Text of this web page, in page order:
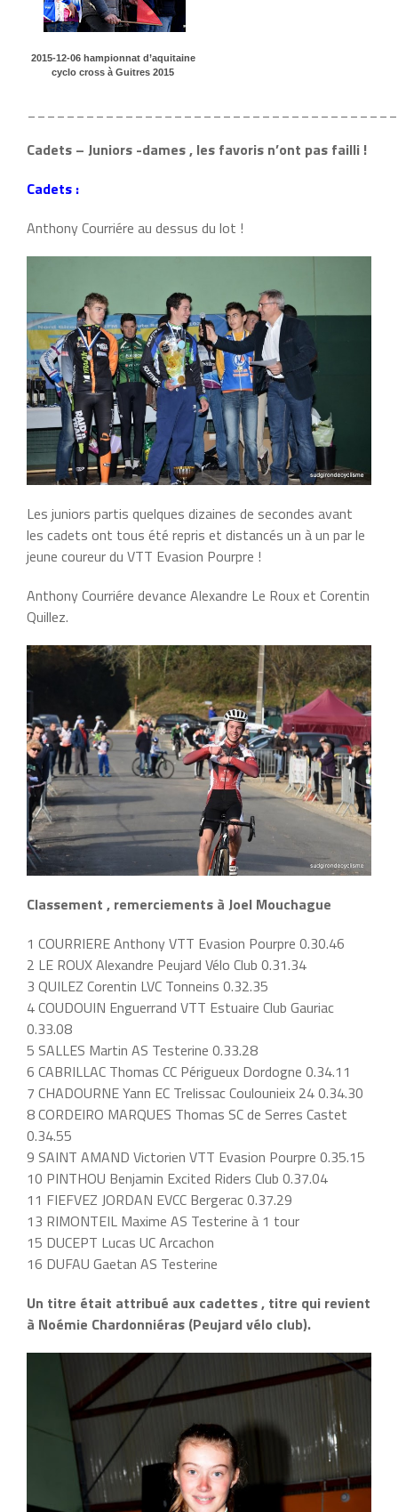
2015-12-06 hampionnat d’aquitaine
cyclo cross à Guitres 2015
Cadets – Juniors -dames , les favoris n’ont pas failli !
Cadets :
Anthony Courriére au dessus du lot !
Les juniors partis quelques dizaines de secondes avant
les cadets ont tous été repris et distancés un à un par le
jeune coureur du VTT Evasion Pourpre !
Anthony Courriére devance Alexandre Le Roux et Corentin
Quillez.
Classement , remerciements à Joel Mouchague
1 COURRIERE Anthony VTT Evasion Pourpre 0.30.46
2 LE ROUX Alexandre Peujard Vélo Club 0.31.34
3 QUILEZ Corentin LVC Tonneins 0.32.35
4 COUDOUIN Enguerrand VTT Estuaire Club Gauriac
0.33.08
5 SALLES Martin AS Testerine 0.33.28
6 CABRILLAC Thomas CC Périgueux Dordogne 0.34.11
7 CHADOURNE Yann EC Trelissac Coulounieix 24 0.34.30
8 CORDEIRO MARQUES Thomas SC de Serres Castet
0.34.55
9 SAINT AMAND Victorien VTT Evasion Pourpre 0.35.15
10 PINTHOU Benjamin Excited Riders Club 0.37.04
11 FIEFVEZ JORDAN EVCC Bergerac 0.37.29
13 RIMONTEIL Maxime AS Testerine à 1 tour
15 DUCEPT Lucas UC Arcachon
16 DUFAU Gaetan AS Testerine
Un titre était attribué aux cadettes , titre qui revient
à Noémie Chardonniéras (Peujard vélo club).